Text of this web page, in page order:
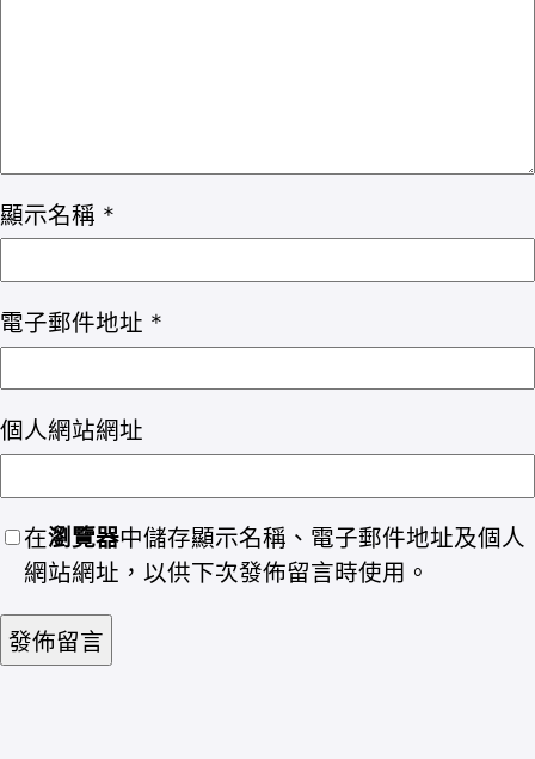
顯示名稱 *
電子郵件地址 *
個人網站網址
在瀏覽器中儲存顯示名稱、電子郵件地址及個人
網站網址，以供下次發佈留言時使用。